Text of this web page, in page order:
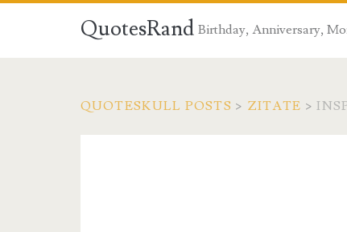
QuotesRand Birthday, Anniversary,
QUOTESKULL POSTS > ZITATE >